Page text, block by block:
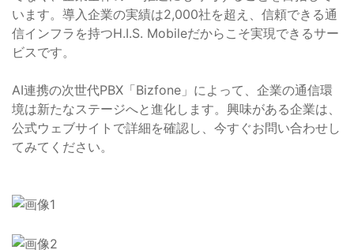
います。導入企業の実績は2,000社を超え、信頼できる通
信インフラを持つH.I.S. Mobileだからこそ実現できるサー
ビスです。
AI連携の次世代PBX「Bizfone」によって、企業の通信環
境は新たなステージへと進化します。興味がある企業は、
公式ウェブサイトで詳細を確認し、今すぐお問い合わせし
てみてください。